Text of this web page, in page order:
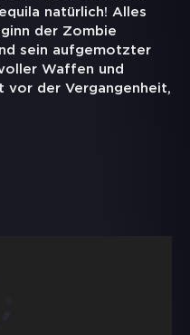
natürlich! Alles
der Zombie
sein aufgemotzter
Waffen und
vor der Vergangenheit,